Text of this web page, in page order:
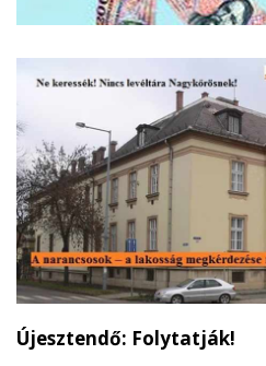
Újesztendő: Folytatják!